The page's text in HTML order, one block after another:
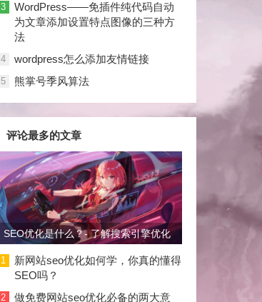
3
WordPress——免插件纯代码自动
为文章添加设置特点图像的三种方
法
4 wordpress怎么添加友情链接
5 熊掌号季风算法
评论最多的文章
SEO优化是什么？- 了解搜索引擎优化
1
新网站seo优化如何学，你真的懂得
SEO吗？
2
做免费网站seo优化必备的两大意